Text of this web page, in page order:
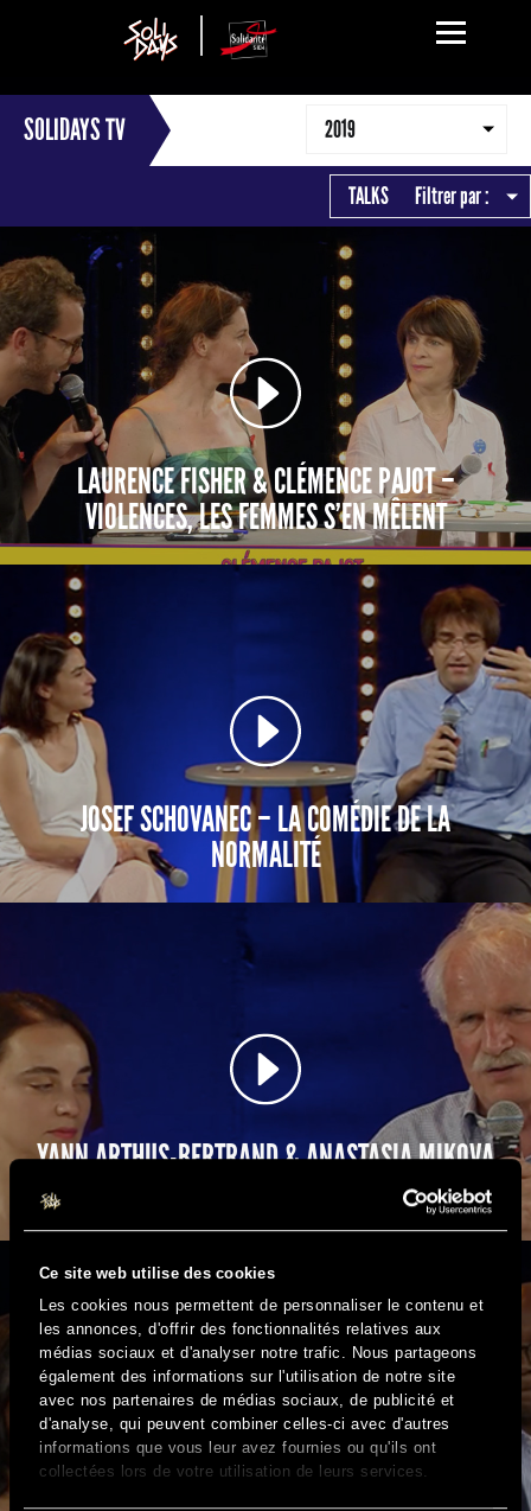
Ce site web utilise des cookies
Les cookies nous permettent de personnaliser le contenu et
les annonces, d'offrir des fonctionnalités relatives aux
médias sociaux et d'analyser notre trafic. Nous partageons
également des informations sur l'utilisation de notre site
avec nos partenaires de médias sociaux, de publicité et
d'analyse, qui peuvent combiner celles-ci avec d'autres
informations que vous leur avez fournies ou qu'ils ont
collectées lors de votre utilisation de leurs services.
SOLIDAYS TV 2019
TALKS Filtrer par :
LAURENCE FISHER & CLÉMENCE PAJOT –
VIOLENCES, LES FEMMES S’EN MÊLENT
JOSEF SCHOVANEC – LA COMÉDIE DE LA
NORMALITÉ
YANN ARTHUS-BERTRAND & ANASTASIA MIKOVA
– WOMAN, LE MONDE VU PAR LES FEMMES